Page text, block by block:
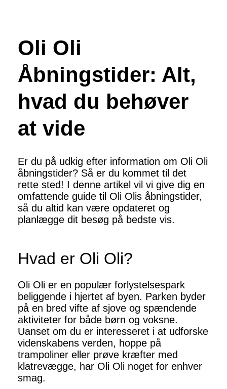
Oli Oli
Åbningstider: Alt,
hvad du behøver
at vide
Er du på udkig efter information om Oli Oli
åbningstider? Så er du kommet til det
rette sted! I denne artikel vil vi give dig en
omfattende guide til Oli Olis åbningstider,
så du altid kan være opdateret og
planlægge dit besøg på bedste vis.
Hvad er Oli Oli?
Oli Oli er en populær forlystelsespark
beliggende i hjertet af byen. Parken byder
på en bred vifte af sjove og spændende
aktiviteter for både børn og voksne.
Uanset om du er interesseret i at udforske
videnskabens verden, hoppe på
trampoliner eller prøve kræfter med
klatrevægge, har Oli Oli noget for enhver
smag.